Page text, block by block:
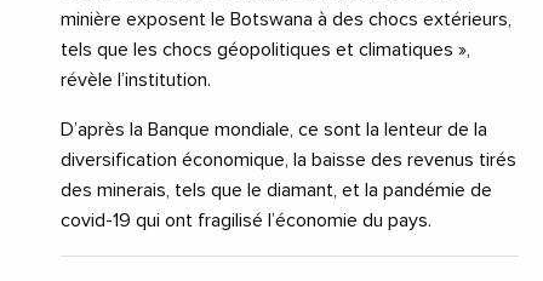
minière exposent le Botswana à des chocs extérieurs,
tels que les chocs géopolitiques et climatiques »,
révèle l’institution.
D’après la Banque mondiale, ce sont la lenteur de la
diversification économique, la baisse des revenus tirés
des minerais, tels que le diamant, et la pandémie de
covid-19 qui ont fragilisé l’économie du pays.